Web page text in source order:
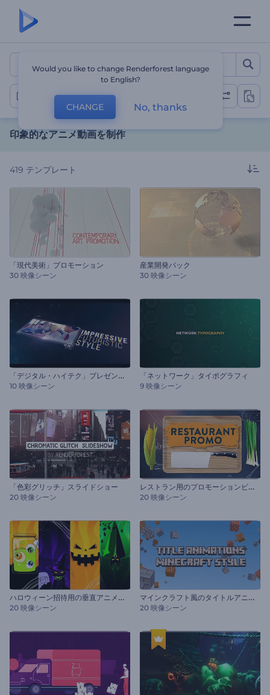
印象的なアニメ動画を制作
アニメ化動画
印象的なアニメ動画を制作
419 テンプレート
「現代美術」プロモーション
30 映像シーン
産業開発パック
30 映像シーン
「
デジタル・ハイテク」プレゼンテーション
10 映像シーン
「ネットワーク」タイポグラフィ
9 映像シーン
「色彩グリッチ」スライドショー
20 映像シーン
レ
ストラン用のプロモーションビデオ
20 映像シーン
ハ
ロウィーン招待用の垂直アニメーション
20 映像シーン
マ
インクラフト風のタイトルアニメーション
20 映像シーン
Would you like to change Renderforest language
to English?
CHANGE No, thanks